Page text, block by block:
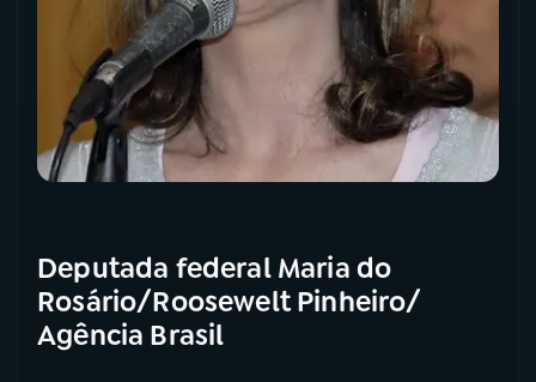
Deputada federal Maria do
Rosário/Roosewelt Pinheiro/
Agência Brasil